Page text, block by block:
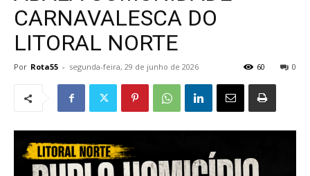
CARNAVALESCA DO
LITORAL NORTE
Por Rota55 - segunda-feira, 29 de junho de 2026 0
60